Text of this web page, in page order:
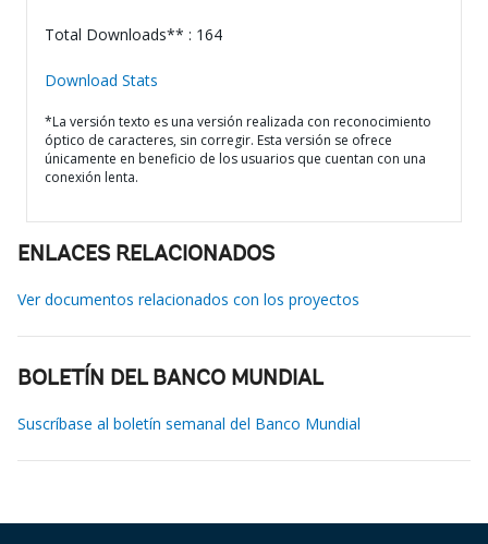
Total Downloads** : 164
Download Stats
*La versión texto es una versión realizada con reconocimiento
óptico de caracteres, sin corregir. Esta versión se ofrece
únicamente en beneficio de los usuarios que cuentan con una
conexión lenta.
ENLACES RELACIONADOS
Ver documentos relacionados con los proyectos
BOLETÍN DEL BANCO MUNDIAL
Suscríbase al boletín semanal del Banco Mundial